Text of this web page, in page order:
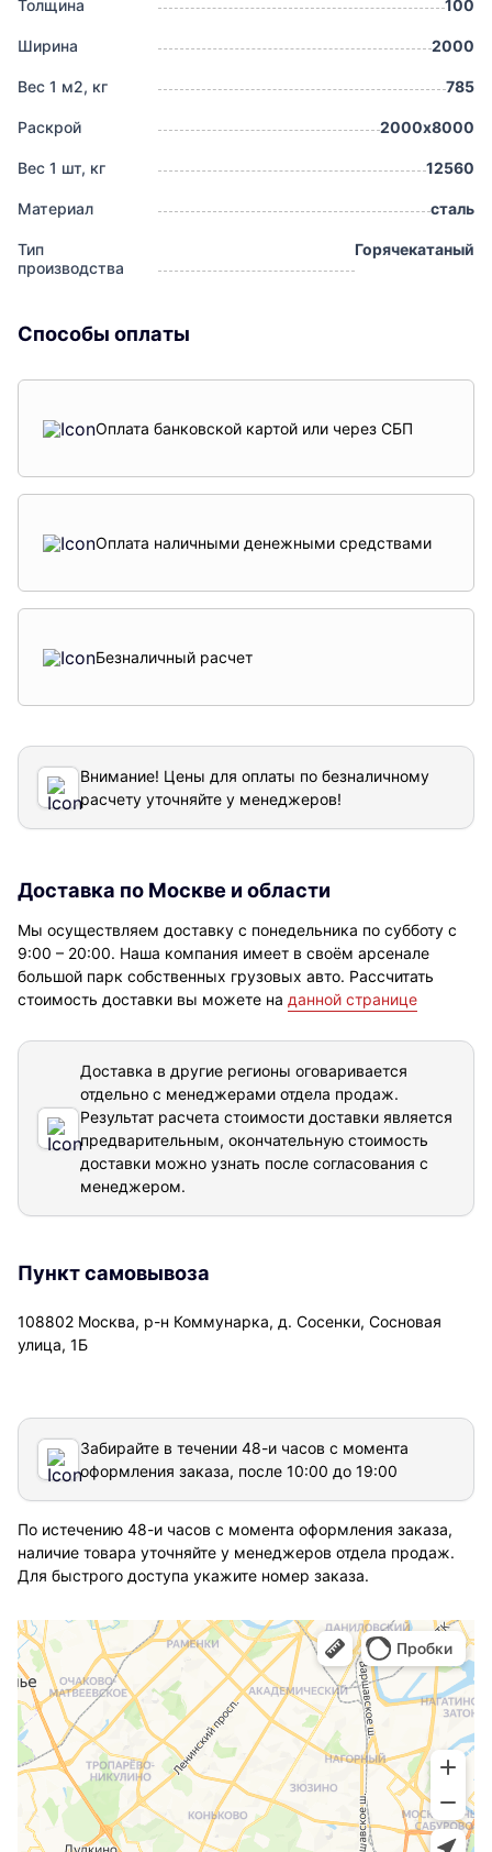
Толщина 100
Ширина 2000
Вес 1 м2, кг 785
Раскрой 2000х8000
Вес 1 шт, кг 12560
Материал сталь
Тип
производства
Горячекатаный
Способы оплаты
Оплата банковской картой или через СБП
Оплата наличными денежными средствами
Безналичный расчет
Внимание! Цены для оплаты по безналичному
расчету уточняйте у менеджеров!
Доставка по Москве и области
Мы осуществляем доставку с понедельника по субботу с
9:00 – 20:00. Наша компания имеет в своём арсенале
большой парк собственных грузовых авто. Рассчитать
стоимость доставки вы можете на данной странице
Доставка в другие регионы оговаривается
отдельно с менеджерами отдела продаж.
Результат расчета стоимости доставки является
предварительным, окончательную стоимость
доставки можно узнать после согласования с
менеджером.
Пункт самовывоза
108802 Москва, р-н Коммунарка, д. Сосенки, Сосновая
улица, 1Б
Забирайте в течении 48-и часов с момента
оформления заказа, после 10:00 до 19:00
По истечению 48-и часов с момента оформления заказа,
наличие товара уточняйте у менеджеров отдела продаж.
Для быстрого доступа укажите номер заказа.